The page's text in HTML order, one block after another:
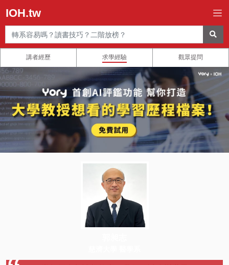
IOH.tw
講者經歷 求學經驗 觀眾提問